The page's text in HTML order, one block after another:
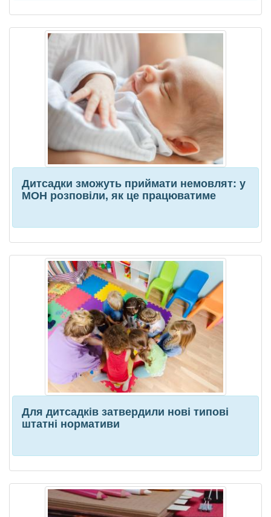
Дитсадки зможуть приймати немовлят: у
МОН розповіли, як це працюватиме
Для дитсадків затвердили нові типові
штатні нормативи